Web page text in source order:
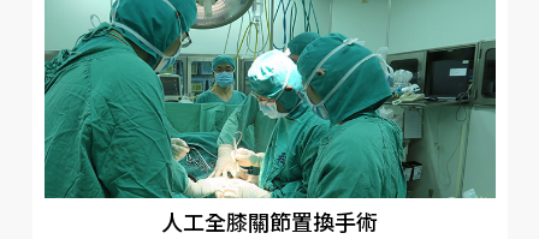
人工全膝關節置換手術